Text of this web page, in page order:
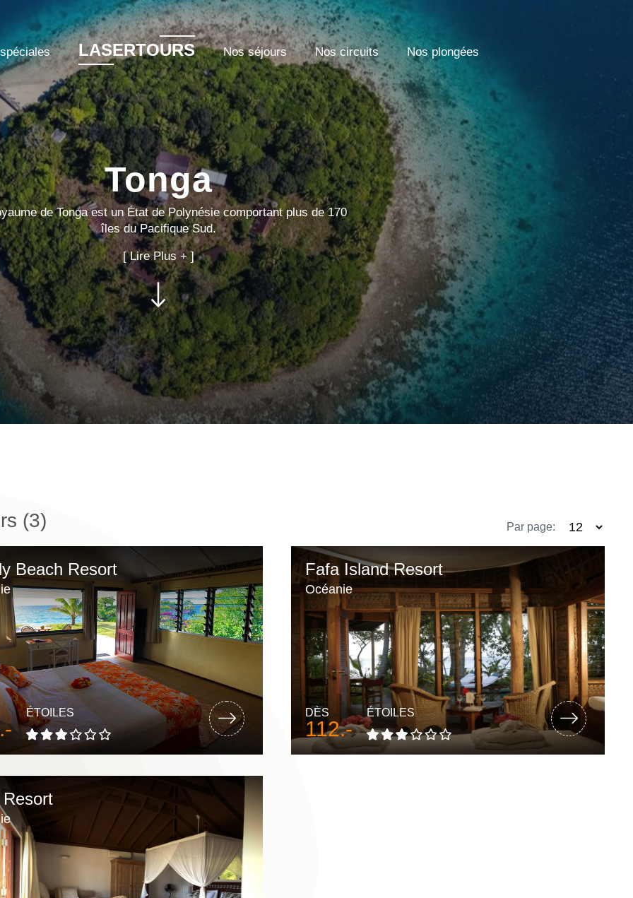
LASERTOURS Nos séjours Nos circuits Nos plongées
Tonga
de Tonga est un État de Polynésie comportant plus de 170
îles du Pacifique Sud.
[ Lire Plus + ]
(3) Par page:
Beach Resort
ÉTOILES
Fafa Island Resort
Océanie
DÈS
112.-
ÉTOILES
Resort